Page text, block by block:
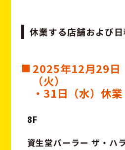
休業する店舗および日
2025年12月29日
（火）
・31日（水）休業
8F
資生堂パーラー ザ・ハ